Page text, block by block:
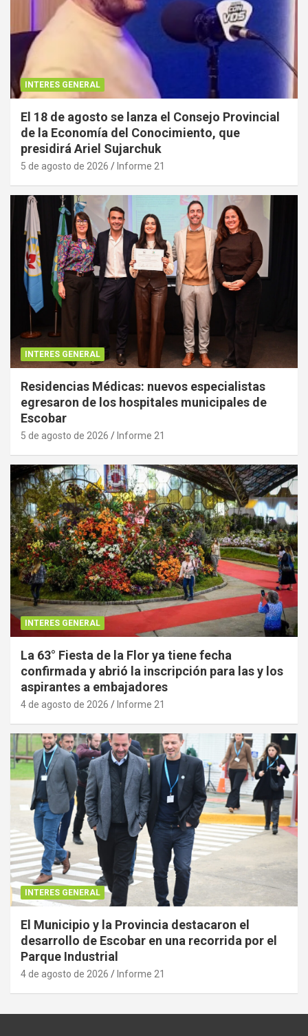
INTERES GENERAL
El 18 de agosto se lanza el Consejo Provincial
de la Economía del Conocimiento, que
presidirá Ariel Sujarchuk
5 de agosto de 2026 Informe 21
INTERES GENERAL
Residencias Médicas: nuevos especialistas
egresaron de los hospitales municipales de
Escobar
5 de agosto de 2026 Informe 21
INTERES GENERAL
La 63° Fiesta de la Flor ya tiene fecha
confirmada y abrió la inscripción para las y los
aspirantes a embajadores
4 de agosto de 2026 Informe 21
INTERES GENERAL
El Municipio y la Provincia destacaron el
desarrollo de Escobar en una recorrida por el
Parque Industrial
4 de agosto de 2026 Informe 21